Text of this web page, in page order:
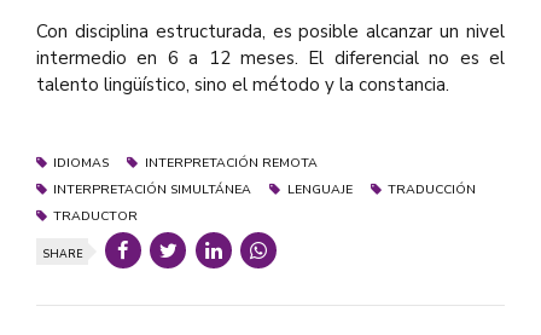
Con disciplina estructurada, es posible alcanzar un nivel
intermedio en 6 a 12 meses. El diferencial no es el
talento lingüístico, sino el método y la constancia.
IDIOMAS
INTERPRETACIÓN REMOTA
INTERPRETACIÓN SIMULTÁNEA
LENGUAJE
TRADUCCIÓN
TRADUCTOR
SHARE